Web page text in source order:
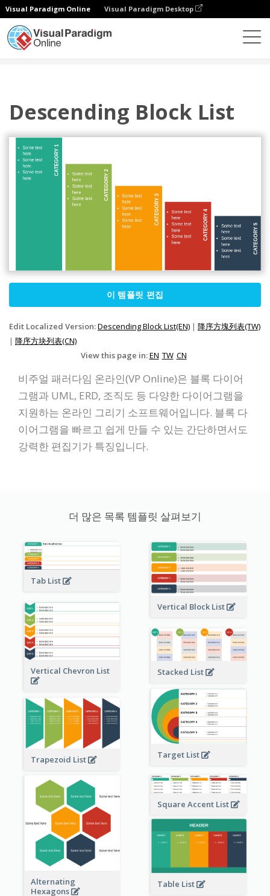
Visual Paradigm Online Visual Paradigm Desktop
Descending Block List
이 템플릿 편집
Edit Localized Version:Descending Block List(EN) | 降序方塊列表(TW)
| 降序方块列表(CN)
View this page in:EN TW CN
비주얼 패러다임 온라인(VP Online)은 블록 다이어
그램과 UML, ERD, 조직도 등 다양한 다이어그램을
지원하는 온라인 그리기 소프트웨어입니다. 블록 다
이어그램을 빠르고 쉽게 만들 수 있는 간단하면서도
강력한 편집기가 특징입니다.
더 많은 목록 템플릿 살펴보기
Tab List
Vertical Block List
Vertical Chevron List Stacked List
Target List
Trapezoid List
Alternating
Hexagons
Square Accent List
Table List